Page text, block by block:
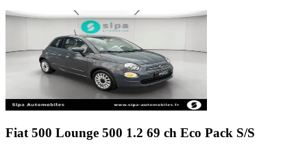
Fiat 500 Lounge 500 1.2 69 ch Eco Pack S/S